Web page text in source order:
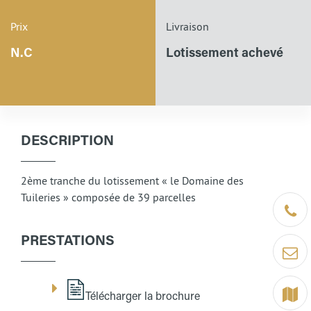
Être
Contact
Terrain
Prix
N.C
Livraison
Lotissement achevé
DESCRIPTION
2ème tranche du lotissement « le Domaine des
Tuileries » composée de 39 parcelles
PRESTATIONS
Télécharger la brochure